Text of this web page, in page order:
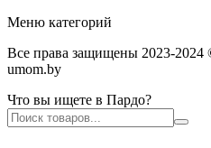
Меню категорий
Все права защищены 2023-2024
umom.by
Что вы ищете в Пардо?